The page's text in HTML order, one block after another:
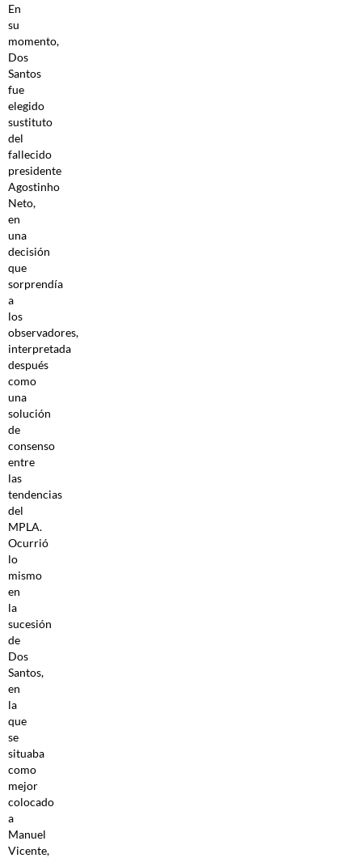
En
su
momento,
Dos
Santos
fue
elegido
sustituto
del
fallecido
presidente
Agostinho
Neto,
en
una
decisión
que
sorprendía
a
los
observadores,
interpretada
después
como
una
solución
de
consenso
entre
las
tendencias
del
MPLA.
Ocurrió
lo
mismo
en
la
sucesión
de
Dos
Santos,
en
la
que
se
situaba
como
mejor
colocado
a
Manuel
Vicente,